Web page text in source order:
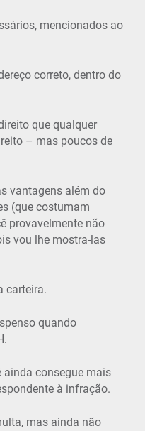
mencionados ao
correto, dentro do
que qualquer
– mas poucos de
vantagens além do
(que costumam
provavelmente não
vou lhe mostra-las
carteira.
quando
ainda consegue mais
à infração.
mas ainda não